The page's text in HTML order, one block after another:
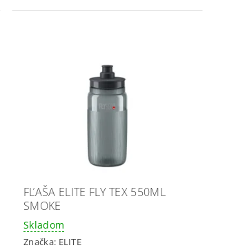
FĽAŠA ELITE FLY TEX 550ML
SMOKE
Skladom
Značka: ELITE